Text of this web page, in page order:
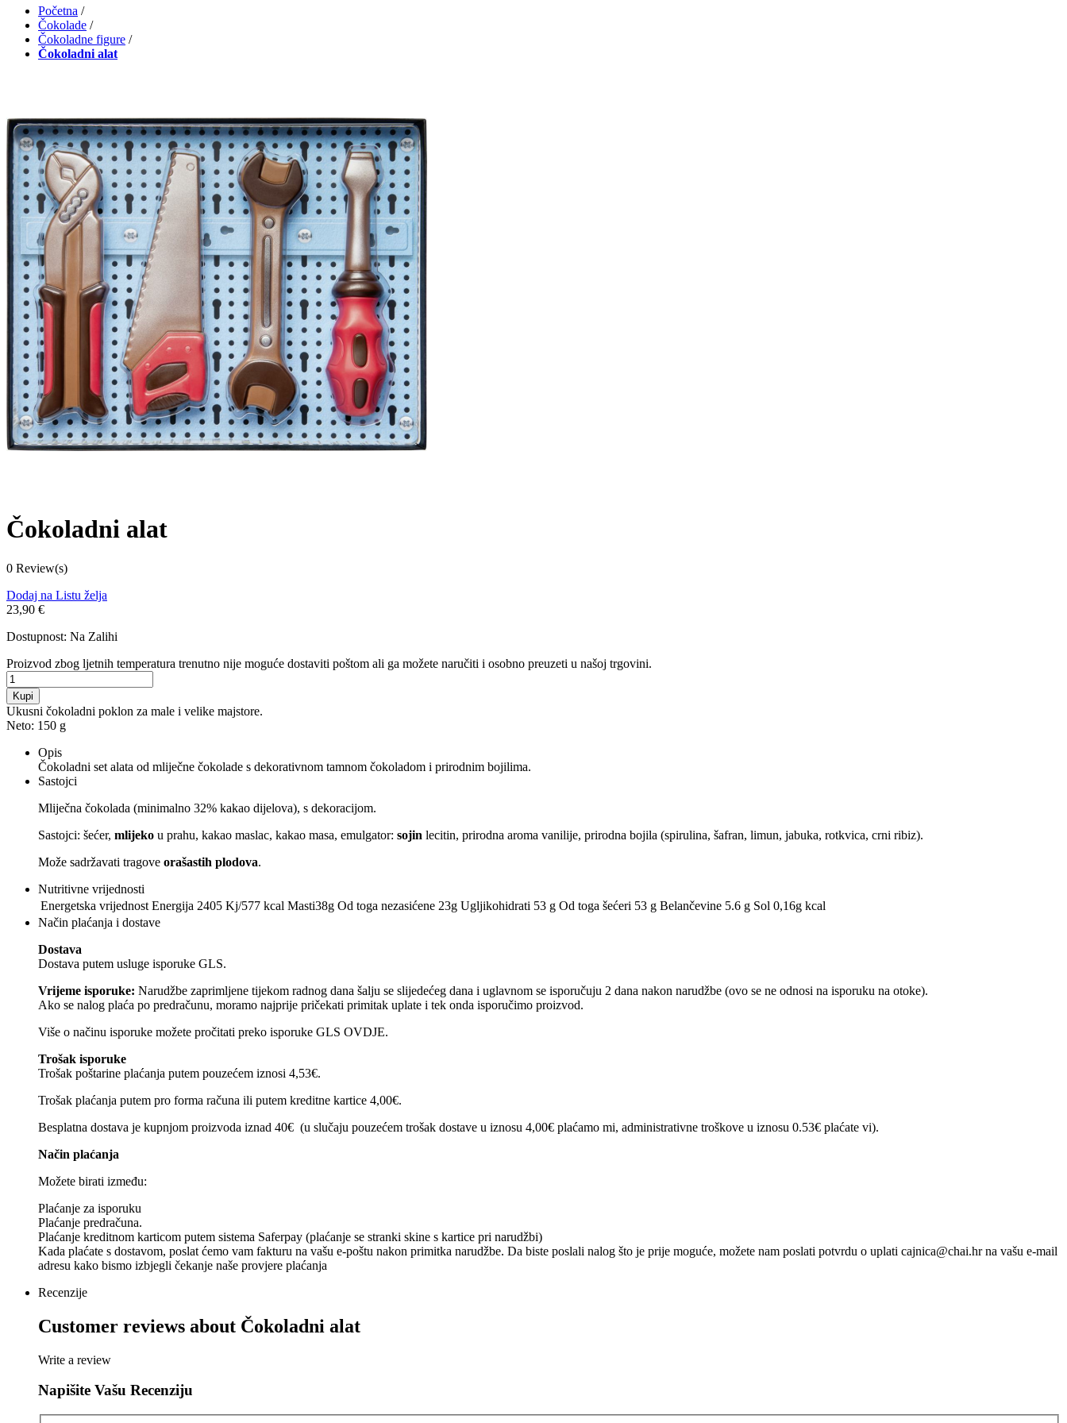
Početna /
Čokolade /
Čokoladne figure /
Čokoladni alat
Čokoladni alat
0 Review(s)
Dodaj na Listu želja
23,90 €
Dostupnost: Na Zalihi
Proizvod zbog ljetnih temperatura trenutno nije moguće dostaviti poštom ali ga možete naručiti i osobno preuzeti u našoj trgovini.
Kupi
Ukusni čokoladni poklon za male i velike majstore.
Neto: 150 g
Opis
Čokoladni set alata od mliječne čokolade s dekorativnom tamnom čokoladom i prirodnim bojilima.
Sastojci
Mliječna čokolada (minimalno 32% kakao dijelova), s dekoracijom.
Sastojci: šećer, mlijeko u prahu, kakao maslac, kakao masa, emulgator: sojin lecitin, prirodna aroma vanilije, prirodna bojila (spirulina, šafran, limun, jabuka, rotkvica, crni ribiz).
Može sadržavati tragove orašastih plodova.
Nutritivne vrijednosti
Energetska vrijednost Energija 2405 Kj/577 kcal Masti38g Od toga nezasićene 23g Ugljikohidrati 53 g Od toga šećeri 53 g Belančevine 5.6 g Sol 0,16g kcal
Način plaćanja i dostave
Dostava
Dostava putem usluge isporuke GLS.
Vrijeme isporuke: Narudžbe zaprimljene tijekom radnog dana šalju se slijedećeg dana i uglavnom se isporučuju 2 dana nakon narudžbe (ovo se ne odnosi na isporuku na otoke).
Ako se nalog plaća po predračunu, moramo najprije pričekati primitak uplate i tek onda isporučimo proizvod.
Više o načinu isporuke možete pročitati preko isporuke GLS OVDJE.
Trošak isporuke
Trošak poštarine plaćanja putem pouzećem iznosi 4,53€.
Trošak plaćanja putem pro forma računa ili putem kreditne kartice 4,00€.
Besplatna dostava je kupnjom proizvoda iznad 40€ (u slučaju pouzećem trošak dostave u iznosu 4,00€ plaćamo mi, administrativne troškove u iznosu 0.53€ plaćate vi).
Način plaćanja
Možete birati između:
Plaćanje za isporuku
Plaćanje predračuna.
Plaćanje kreditnom karticom putem sistema Saferpay (plaćanje se stranki skine s kartice pri narudžbi)
Kada plaćate s dostavom, poslat ćemo vam fakturu na vašu e-poštu nakon primitka narudžbe. Da biste poslali nalog što je prije moguće, možete nam poslati potvrdu o uplati cajnica@chai.hr na vašu e-mail
adresu kako bismo izbjegli čekanje naše provjere plaćanja
Recenzije
Customer reviews about Čokoladni alat
Write a review
Napišite Vašu Recenziju